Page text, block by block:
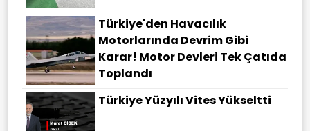
Türkiye'den Havacılık
Motorlarında Devrim Gibi
Karar! Motor Devleri Tek Çatıda
Toplandı
Türkiye Yüzyılı Vites Yükseltti